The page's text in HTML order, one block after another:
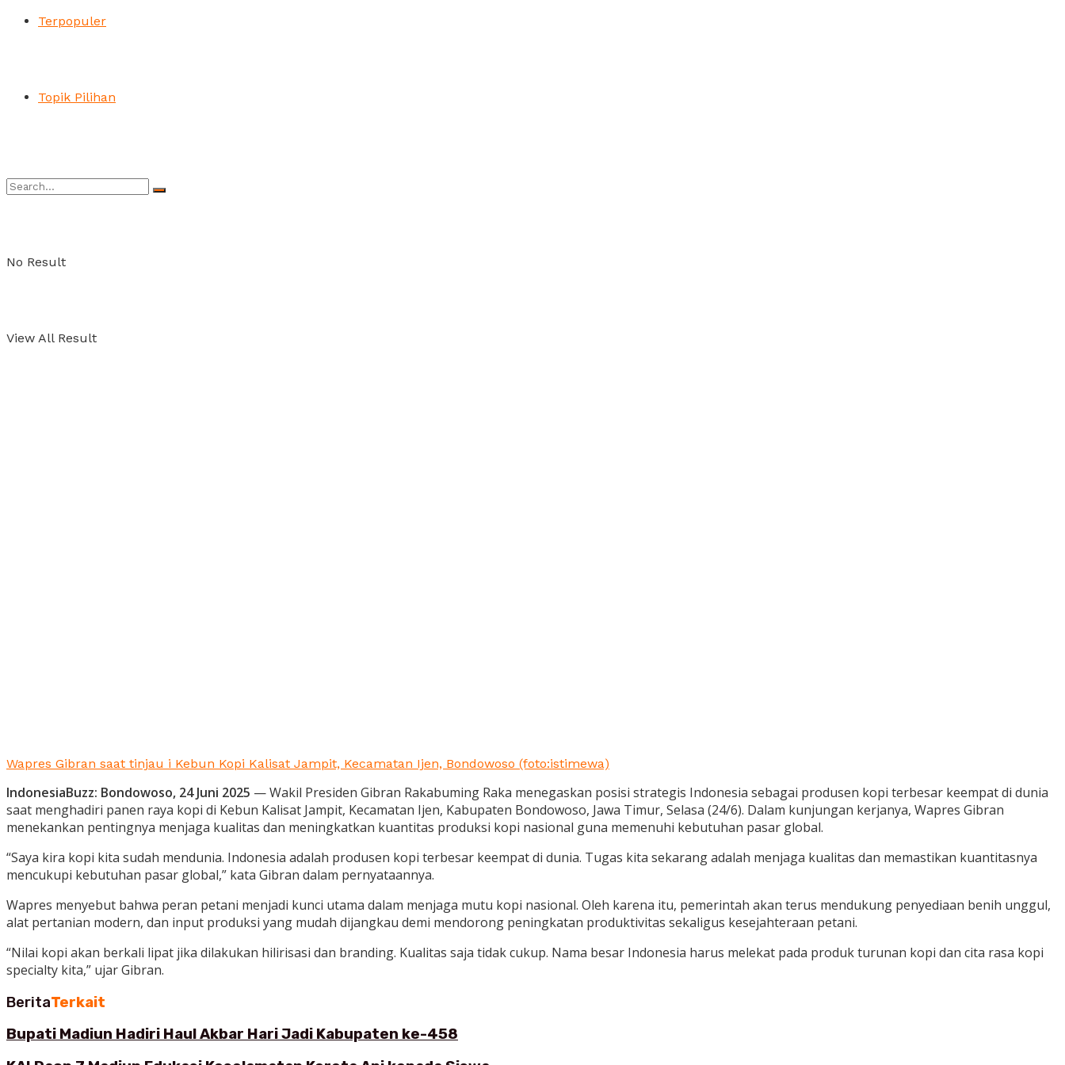
Terpopuler
Topik Pilihan
No Result
View All Result
Wapres Gibran saat tinjau i Kebun Kopi Kalisat Jampit, Kecamatan Ijen, Bondowoso (foto:istimewa)
IndonesiaBuzz: Bondowoso, 24 Juni 2025 — Wakil Presiden Gibran Rakabuming Raka menegaskan posisi strategis Indonesia sebagai produsen kopi terbesar keempat di dunia
saat menghadiri panen raya kopi di Kebun Kalisat Jampit, Kecamatan Ijen, Kabupaten Bondowoso, Jawa Timur, Selasa (24/6). Dalam kunjungan kerjanya, Wapres Gibran
menekankan pentingnya menjaga kualitas dan meningkatkan kuantitas produksi kopi nasional guna memenuhi kebutuhan pasar global.
“Saya kira kopi kita sudah mendunia. Indonesia adalah produsen kopi terbesar keempat di dunia. Tugas kita sekarang adalah menjaga kualitas dan memastikan kuantitasnya
mencukupi kebutuhan pasar global,” kata Gibran dalam pernyataannya.
Wapres menyebut bahwa peran petani menjadi kunci utama dalam menjaga mutu kopi nasional. Oleh karena itu, pemerintah akan terus mendukung penyediaan benih unggul,
alat pertanian modern, dan input produksi yang mudah dijangkau demi mendorong peningkatan produktivitas sekaligus kesejahteraan petani.
“Nilai kopi akan berkali lipat jika dilakukan hilirisasi dan branding. Kualitas saja tidak cukup. Nama besar Indonesia harus melekat pada produk turunan kopi dan cita rasa kopi
specialty kita,” ujar Gibran.
BeritaTerkait
Bupati Madiun Hadiri Haul Akbar Hari Jadi Kabupaten ke-458